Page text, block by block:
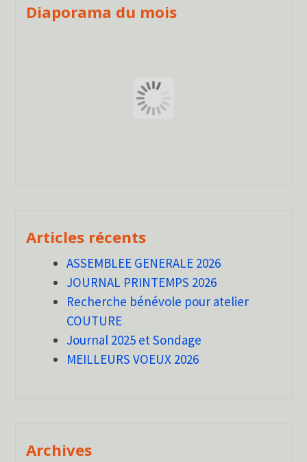
Diaporama du mois
Articles récents
ASSEMBLEE GENERALE 2026
JOURNAL PRINTEMPS 2026
Recherche bénévole pour atelier
COUTURE
Journal 2025 et Sondage
MEILLEURS VOEUX 2026
Archives